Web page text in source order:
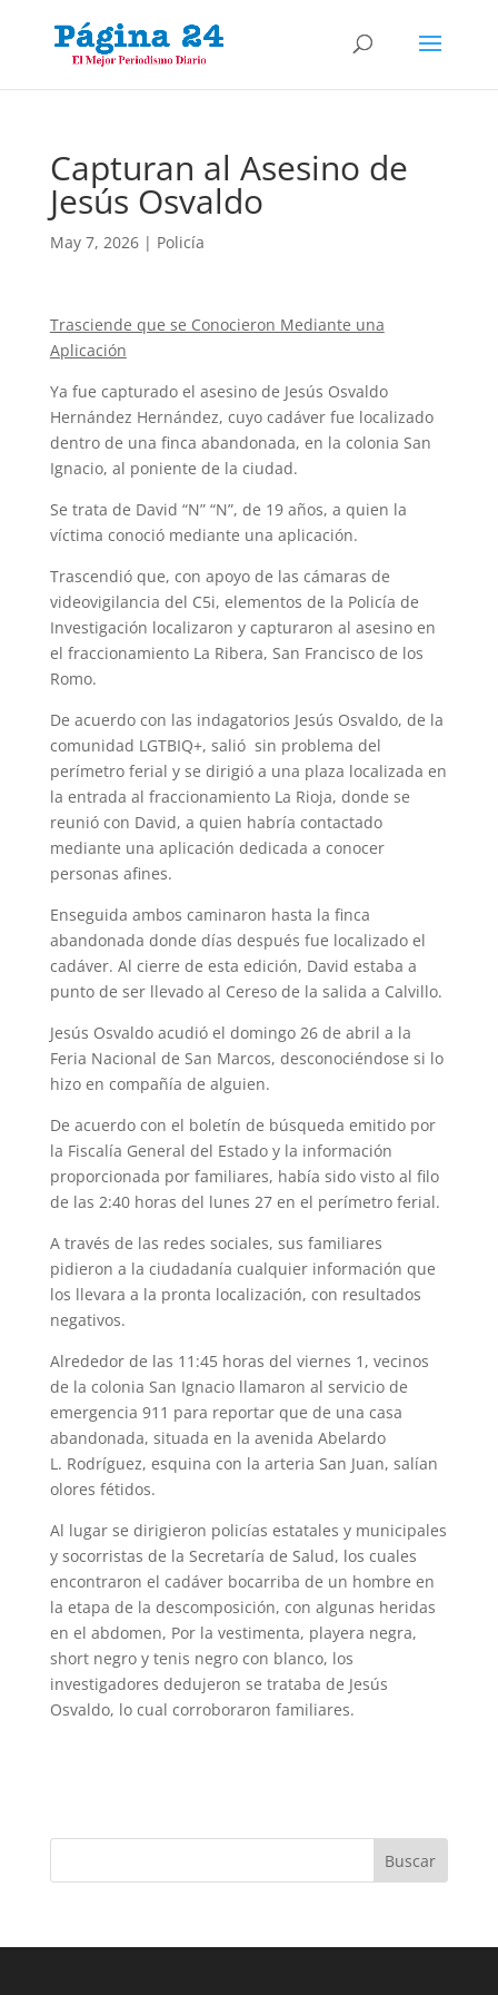
Capturan al Asesino de
Jesús Osvaldo
May 7, 2026| Policía
Trasciende que se Conocieron Mediante una
Aplicación
Ya fue capturado el asesino de Jesús Osvaldo
Hernández Hernández, cuyo cadáver fue localizado
dentro de una finca abandonada, en la colonia San
Ignacio, al poniente de la ciudad.
Se trata de David “N” “N”, de 19 años, a quien la
víctima conoció mediante una aplicación.
Trascendió que, con apoyo de las cámaras de
videovigilancia del C5i, elementos de la Policía de
Investigación localizaron y capturaron al asesino en
el fraccionamiento La Ribera, San Francisco de los
Romo.
De acuerdo con las indagatorios Jesús Osvaldo, de la
comunidad LGTBIQ+, salió sin problema del
perímetro ferial y se dirigió a una plaza localizada en
la entrada al fraccionamiento La Rioja, donde se
reunió con David, a quien habría contactado
mediante una aplicación dedicada a conocer
personas afines.
Enseguida ambos caminaron hasta la finca
abandonada donde días después fue localizado el
cadáver. Al cierre de esta edición, David estaba a
punto de ser llevado al Cereso de la salida a Calvillo.
Jesús Osvaldo acudió el domingo 26 de abril a la
Feria Nacional de San Marcos, desconociéndose si lo
hizo en compañía de alguien.
De acuerdo con el boletín de búsqueda emitido por
la Fiscalía General del Estado y la información
proporcionada por familiares, había sido visto al filo
de las 2:40 horas del lunes 27 en el perímetro ferial.
A través de las redes sociales, sus familiares
pidieron a la ciudadanía cualquier información que
los llevara a la pronta localización, con resultados
negativos.
Alrededor de las 11:45 horas del viernes 1, vecinos
de la colonia San Ignacio llamaron al servicio de
emergencia 911 para reportar que de una casa
abandonada, situada en la avenida Abelardo
L. Rodríguez, esquina con la arteria San Juan, salían
olores fétidos.
Al lugar se dirigieron policías estatales y municipales
y socorristas de la Secretaría de Salud, los cuales
encontraron el cadáver bocarriba de un hombre en
la etapa de la descomposición, con algunas heridas
en el abdomen, Por la vestimenta, playera negra,
short negro y tenis negro con blanco, los
investigadores dedujeron se trataba de Jesús
Osvaldo, lo cual corroboraron familiares.
Buscar